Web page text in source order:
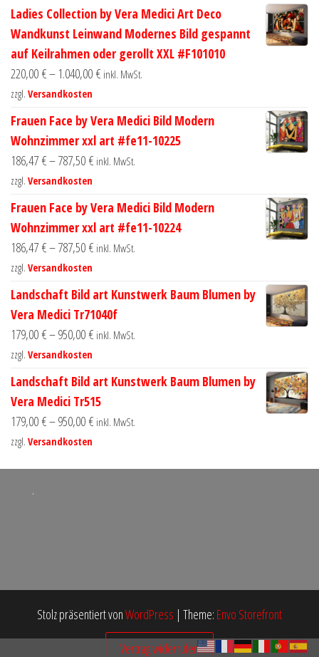
Ladies Collection by Vera Medici Art Deco
Wandkunst Leinwand Modernes Bild gespannt
auf Keilrahmen oder gerollt XXL #F101010
220,00 €– 1.040,00 € inkl. MwSt.
zzgl. Versandkosten
Frauen Face by Vera Medici Bild Modern
Wohnzimmer xxl art #fe11-10225
186,47 €–787,50 € inkl. MwSt.
zzgl. Versandkosten
Frauen Face by Vera Medici Bild Modern
Wohnzimmer xxl art #fe11-10224
186,47 €–787,50 € inkl. MwSt.
zzgl. Versandkosten
Landschaft Bild art Kunstwerk Baum Blumen by
Vera Medici Tr71040f
179,00 €–950,00 € inkl. MwSt.
zzgl. Versandkosten
Landschaft Bild art Kunstwerk Baum Blumen by
Vera Medici Tr515
179,00 €–950,00 € inkl. MwSt.
zzgl. Versandkosten
.
Stolz präsentiert vonWordPress | Theme: Envo Storefront
Vertrag widerrufen